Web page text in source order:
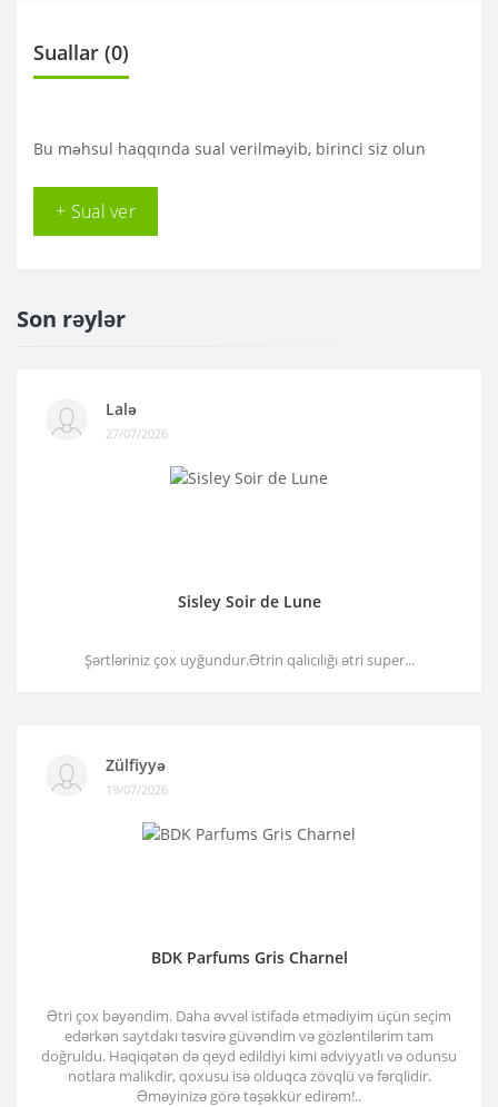
Suallar (0)
Bu məhsul haqqında sual verilməyib, birinci siz olun
+ Sual ver
Son rəylər
Lalə
27/07/2026
Sisley Soir de Lune
Şərtləriniz çox uyğundur.Ətrin qalıcılığı ətri super...
Zülfiyyə
19/07/2026
BDK Parfums Gris Charnel
Ətri çox bəyəndim. Daha əvvəl istifadə etmədiyim üçün seçim
edərkən saytdakı təsvirə güvəndim və gözləntilərim tam
doğruldu. Həqiqətən də qeyd edildiyi kimi ədviyyatlı və odunsu
notlara malikdir, qoxusu isə olduqca zövqlü və fərqlidir.
Əməyinizə görə təşəkkür edirəm!..